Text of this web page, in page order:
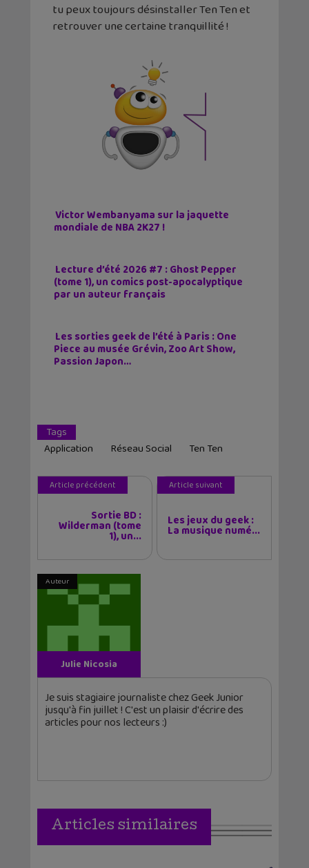
tu peux toujours désinstaller Ten Ten et
retrouver une certaine tranquillité !
Victor Wembanyama sur la jaquette
mondiale de NBA 2K27 !
Lecture d’été 2026 #7 : Ghost Pepper
(tome 1), un comics post-apocalyptique
par un auteur français
Les sorties geek de l’été à Paris : One
Piece au musée Grévin, Zoo Art Show,
Passion Japon…
Tags
Application
Réseau Social Ten Ten
Article précédent
Sortie BD :
Wilderman (tome
1), un...
Article suivant
Les jeux du geek :
La musique numé...
Auteur
Julie Nicosia
Je suis stagiaire journaliste chez Geek Junior
jusqu'à fin juillet ! C'est un plaisir d'écrire des
articles pour nos lecteurs :)
Articles similaires